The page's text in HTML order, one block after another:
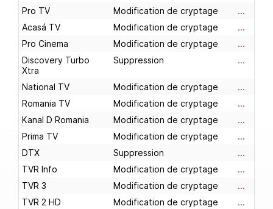
Pro TV
Modification de cryptage
...
Acasá TV
Modification de cryptage
...
Pro Cinema
Modification de cryptage
...
Discovery Turbo
Xtra
Suppression ...
National TV Modification de cryptage
...
Romania TV
Modification de cryptage
...
Kanal D Romania
Modification de cryptage
...
Prima TV
Modification de cryptage
...
DTX
Suppression
...
TVR Info
Modification de cryptage
...
TVR 3
Modification de cryptage
...
TVR 2 HD
Modification de cryptage ...